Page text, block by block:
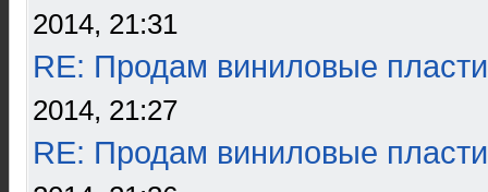
2014, 21:31
RE: Продам виниловые
2014, 21:27
RE: Продам виниловые